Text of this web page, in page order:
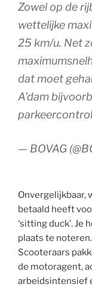
Zowel op de
wettelijke
25 km/u. Net
dat moet
A’dam
— BOVAG
Onvergelijkbaar,
betaald heeft
‘sitting duck’.
plaats te
Scooteraars
de motoragent,
arbeidsintensief